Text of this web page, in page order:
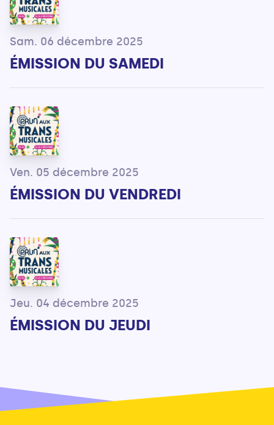
Sam. 06 décembre 2025
ÉMISSION DU SAMEDI
Ven. 05 décembre 2025
ÉMISSION DU VENDREDI
Jeu. 04 décembre 2025
ÉMISSION DU JEUDI